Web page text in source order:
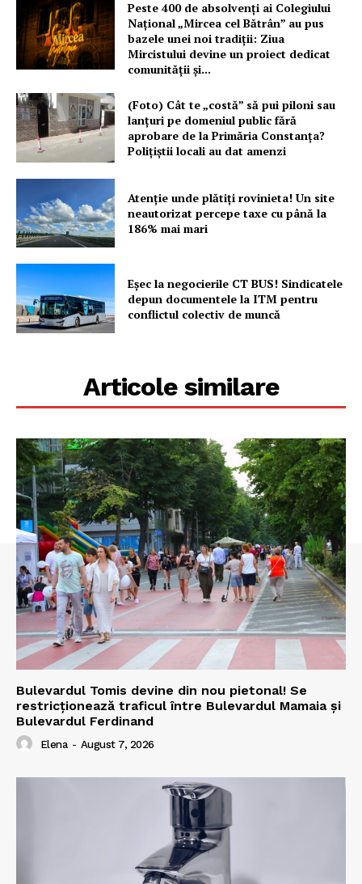
Peste 400 de absolvenți ai Colegiului
Național „Mircea cel Bătrân” au pus
bazele unei noi tradiții: Ziua
Mircistului devine un proiect dedicat
comunității și...
(Foto) Cât te „costă” să pui piloni sau
lanțuri pe domeniul public fără
aprobare de la Primăria Constanța?
Polițiștii locali au dat amenzi
Atenție unde plătiți rovinieta! Un site
neautorizat percepe taxe cu până la
186% mai mari
Eșec la negocierile CT BUS! Sindicatele
depun documentele la ITM pentru
conflictul colectiv de muncă
Articole similare
Bulevardul Tomis devine din nou pietonal! Se
restricționează traficul între Bulevardul Mamaia și
Bulevardul Ferdinand
Elena - August 7, 2026